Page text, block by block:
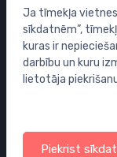
Vannas istabas
Mēbeles
Rāmji un
Sifoni
Cauruļvadi un
Ja tīmekļa
sīkdatnēm”,
kuras ir
darbību un kuru
lietotāja
Piekrist